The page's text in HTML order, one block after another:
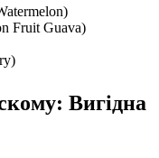
Fruit Guava)
Вигідна